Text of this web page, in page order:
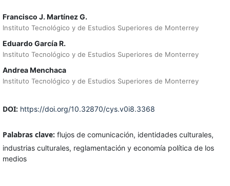
Francisco J. Martínez G.
Instituto Tecnológico y de Estudios Superiores de Monterrey
Eduardo García R.
Instituto Tecnológico y de Estudios Superiores de Monterrey
Andrea Menchaca
Instituto Tecnológico y de Estudios Superiores de Monterrey
DOI: https://doi.org/10.32870/cys.v0i8.3368
Palabras clave: flujos de comunicación, identidades culturales,
industrias culturales, reglamentación y economía política de los
medios